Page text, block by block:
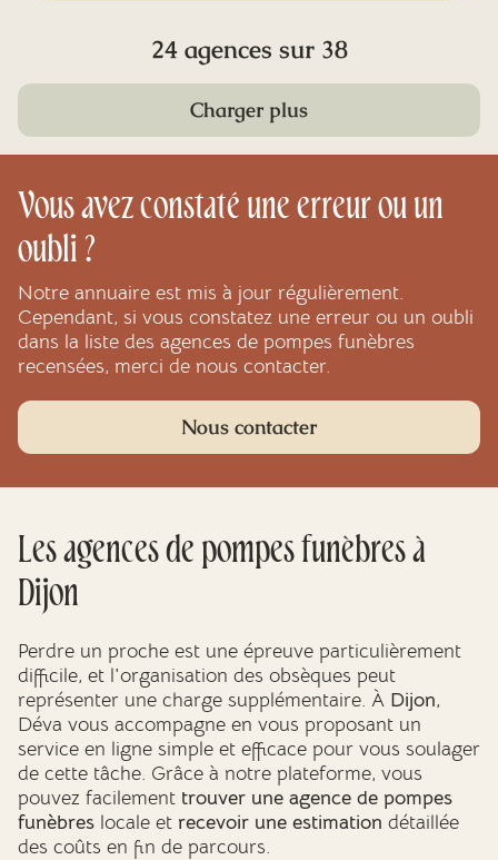
24 agences sur 38
Charger plus
Vous avez constaté une erreur ou un
oubli ?
Notre annuaire est mis à jour régulièrement.
Cependant, si vous constatez une erreur ou un oubli
dans la liste des agences de pompes funèbres
recensées, merci de nous contacter.
Nous contacter
Les agences de pompes funèbresà
Dijon
Perdre un proche est une épreuve particulièrement
difficile, et l'organisation des obsèques peut
représenter une charge supplémentaire. À Dijon,
Déva vous accompagne en vous proposant un
service en ligne simple et efficace pour vous soulager
de cette tâche. Grâce à notre plateforme, vous
pouvez facilement trouver une agence de pompes
funèbres locale et recevoir une estimation détaillée
des coûts en fin de parcours.